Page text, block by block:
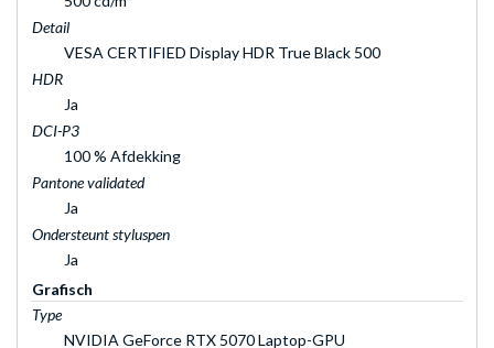
Detail
VESA CERTIFIED Display HDR True Black 500
HDR
Ja
DCI-P3
100 % Afdekking
Pantone validated
Ja
Ondersteunt styluspen
Ja
Grafisch
Type
NVIDIA GeForce RTX 5070 Laptop-GPU